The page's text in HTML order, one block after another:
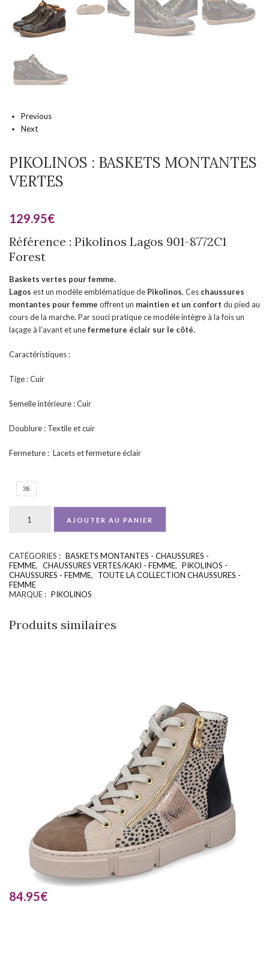
Previous
Next
PIKOLINOS : BASKETS MONTANTES
VERTES
129.95€
Référence : Pikolinos Lagos 901-8772C1
Forest
Baskets vertes pour femme.
Lagos est un modèle emblématique de Pikolinos, Ces chaussures
montantes pour femme offrent un maintien et un confort du pied au
cours de la marche. Par souci pratique ce modèle intègre à la fois un
laçage à l’avant et unefermeture éclair sur le côté.
Caractéristiques :
Tige : Cuir
Semelle intérieure : Cuir
Doublure : Textile et cuir
Fermeture : Lacets et fermeture éclair
38
AJOUTER AU PANIER
CATÉGORIES : BASKETS MONTANTES - CHAUSSURES -
FEMME, CHAUSSURES VERTES/KAKI - FEMME, PIKOLINOS -
CHAUSSURES - FEMME,
TOUTE LA COLLECTION CHAUSSURES -
FEMME
MARQUE : PIKOLINOS
Produits similaires
84.95€